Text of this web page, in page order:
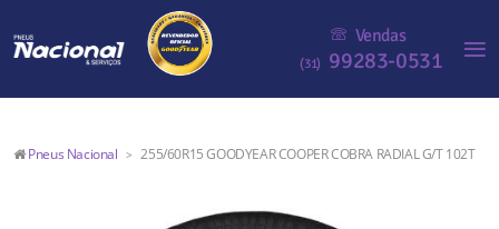
Vendas
(31) 99283-0531
Pneus Nacional > 255/60R15 GOODYEAR COOPER COBRA RADIAL G/T 102T